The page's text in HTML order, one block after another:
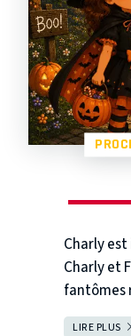
Charly
Charly et
fantômes
LIRE PLUS